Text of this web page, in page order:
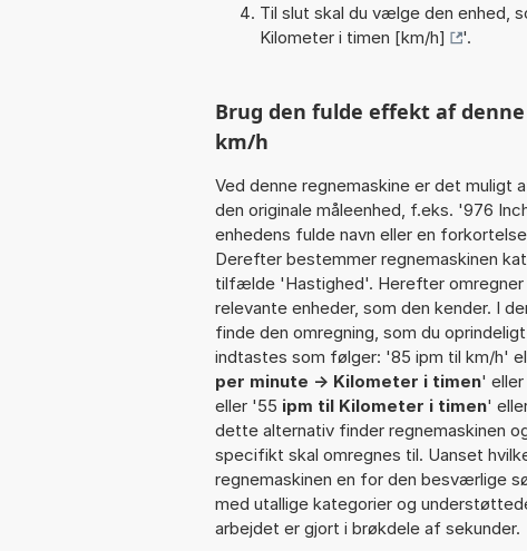
Til slut skal du vælge den enhed,
Kilometer i timen [km/h]
'.
Brug den fulde effekt af
km/h
Ved denne regnemaskine er det muligt
den originale måleenhed, f.eks. '976
enhedens fulde navn eller en
Derefter bestemmer regnemaskinen
tilfælde 'Hastighed'. Herefter
relevante enheder, som den kender. I
finde den omregning, som du
indtastes som følger: '85 ipm til km/h'
per minute -> Kilometer i timen'
eller '55 ipm til Kilometer i timen'
dette alternativ finder regnemaskinen
specifikt skal omregnes til. Uanset
regnemaskinen en for den besværlige
med utallige kategorier og
arbejdet er gjort i brøkdele af sekunder.